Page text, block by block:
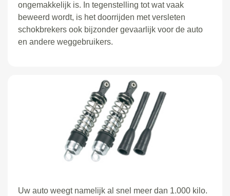
ongemakkelijk is. In tegenstelling tot wat vaak
beweerd wordt, is het doorrijden met versleten
schokbrekers ook bijzonder gevaarlijk voor de auto
en andere weggebruikers.
Uw auto weegt namelijk al snel meer dan 1.000 kilo.